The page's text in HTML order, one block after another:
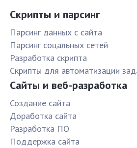
Скрипты и парсинг
Парсинг данных с сайта
Парсинг соцальных сетей
Разработка скрипта
Скрипты для автоматизации
Сайты и веб-разработка
Создание сайта
Доработка сайта
Разработка ПО
Поддержка сайта